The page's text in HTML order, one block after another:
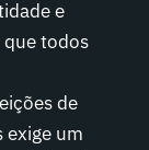
e
que todos
de
exige um